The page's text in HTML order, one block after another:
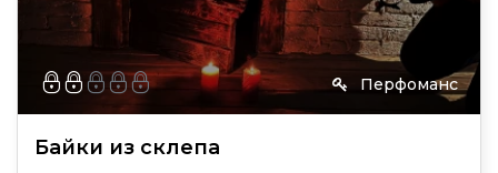
Перфоманс
Байки из склепа